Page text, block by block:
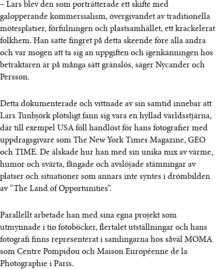
– Lars blev den som porträtterade ett skifte med
galopperande kommersialism, övergivandet av traditionella
mötesplatser, förfulningen och plastsamhället, ett krackelerat
folkhem. Han satte fingret på detta skeende före alla andra
och var mogen att ta sig an uppgiften och igenkänningen hos
betraktaren är på många sätt gränslös, säger Nycander och
Persson.
Detta dokumenterade och vittnade av sin samtid innebar att
Lars Tunbjörk plötsligt fann sig vara en hyllad världsstjärna,
där till exempel USA föll handlöst för hans fotografier med
uppdragsgivare som The New York Times Magazine, GEO
och TIME. De älskade hur han med sin unika mix av värme,
humor och svärta, fångade och avslöjade stämningar av
platser och situationer som annars inte syntes i drömbilden
av ”The Land of Opportunities”.
Parallellt arbetade han med sina egna projekt som
utmynnade i tio fotoböcker, flertalet utställningar och hans
fotografi finns representerat i samlingarna hos såväl MOMA
som Centre Pompidou och Maison Européenne de la
Photographie i Paris.